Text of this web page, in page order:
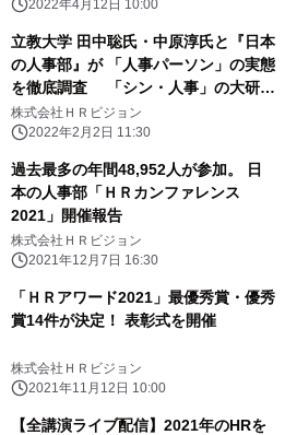
2022年4月12日 10:00
立教大学 田中聡氏・中原淳氏と『日本
の人事部』が 「人事パーソン」の実態
を徹底調査 「シン・人事」の大研究
アンケート開始のお知らせ
株式会社ＨＲビジョン
2022年2月2日 11:30
過去最多の年間48,952人が参加。 日
本の人事部「ＨＲカンファレンス
2021」開催報告
株式会社ＨＲビジョン
2021年12月7日 16:30
「ＨＲアワード2021」最優秀賞・優秀
賞14件が決定！ 表彰式を開催
株式会社ＨＲビジョン
2021年11月12日 10:00
【全講演ライブ配信】2021年のHRを